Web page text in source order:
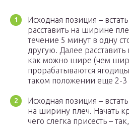
Исходная позиция –
расставить на ширине
течение 5 минут в одну
другую. Далее
как можно шире (чем
прорабатываются
таком положении еще 2-
Исходная позиция –
на ширину плеч. Начать
чего слегка присесть –